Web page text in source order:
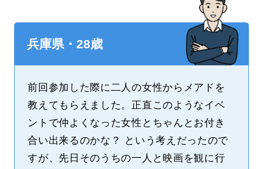
兵庫県・28歳
前回参加した際に二人の女性からメアドを
教えてもらえました。正直このようなイベ
ントで仲よくなった女性とちゃんとお付き
合い出来るのかな？ という考えだったので
すが、先日そのうちの一人と映画を観に行